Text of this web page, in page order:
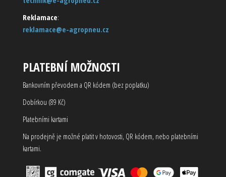
Reklamace:
reklamace@e-agropneu.cz
PLATEBNÍ MOŽNOSTI
Bankovním převodem a QR kódem (bez poplatku)
Dobírkou (89 Kč)
Platebními kartami
Na prodejně je možné platit v hotovosti, QR kódem, nebo platebními
kartami.